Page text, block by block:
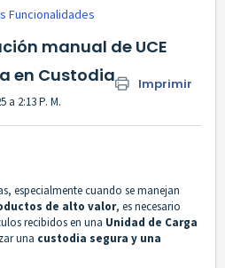
Funcionalidades
manual de UCE
en Custodia
Imprimir
a 2:13 P. M.
especialmente cuando se manejan
de alto valor, es necesario
recibidos en una Unidad de Carga
una custodia segura y una